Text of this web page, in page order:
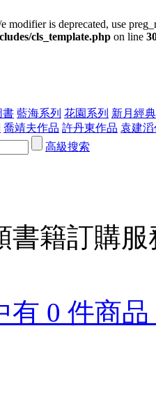
modifier is deprecated, use
cls_template.php on line
書 藍海系列 花園系列 新月經
喬靖夫作品 許丹東作品 袁建
高級搜索
書籍訂購
有 0 件商